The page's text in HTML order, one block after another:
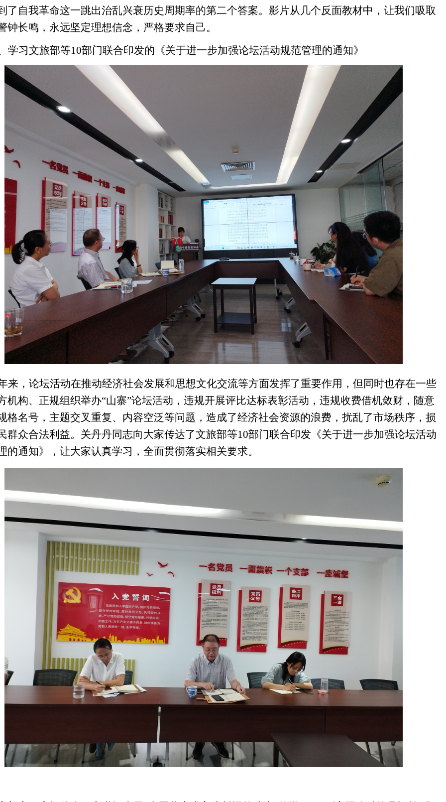
了自我革命这一跳出治乱兴衰历史周期率的第二个答案。 影片从几个反面教材中，让我们吸取
钟长鸣，永远坚定理想信念，严格要求自己。
学习文旅部等10部门联合印发的《关于进一步加强论坛活动规范管理的通知》
来，论坛活动在推动经济社会发展和思想文化交流等方面发挥了重要作用，但同时也存在一些
机构、正规组织举办“山寨”论坛活动，违规开展评比达标表彰活动，违规收费借机敛财，随意
格名号，主题交叉重复、内容空泛等问题，造成了经济社会资源的浪费，扰乱了市场秩序，损
群众合法利益。 关丹丹同志向大家传达了文旅部等10部门联合印发《关于进一步加强论坛活动
的通知》，让大家认真学习，全面贯彻落实相关要求。